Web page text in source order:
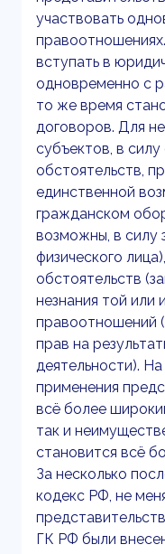
участвовать
вступать в
одновременно с
то же время
договоров. Для
субъектов, в
обстоятельств,
единственной
гражданском
возможны, в силу
физического
обстоятельств
незнания той или
правоотношений
прав на
деятельности).
применения
всё более
так и
становится всё
За несколько
кодекс РФ, не
ГК РФ были